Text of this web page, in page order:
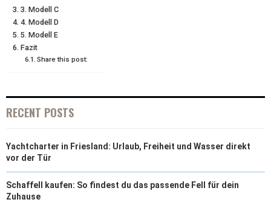
T
E
3. Modell C
4. Modell D
5. Modell E
Fazit
Share this post:
RECENT POSTS
Yachtcharter in Friesland: Urlaub, Freiheit und Wasser direkt
vor der Tür
Schaffell kaufen: So findest du das passende Fell für dein
Zuhause